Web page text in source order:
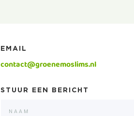
EMAIL
contact@groenemoslims.nl
STUUR EEN BERICHT